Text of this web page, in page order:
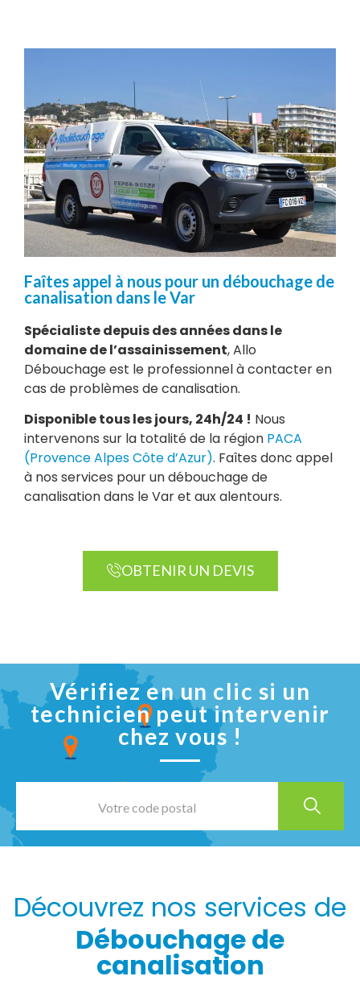
Faîtes appel à nous pour un débouchage de
canalisation dans le Var
Spécialiste depuis des années dans le
domaine de l’assainissement, Allo
Débouchage est le professionnel à contacter en
cas de problèmes de canalisation.
Disponible tous les jours, 24h/24 ! Nous
intervenons sur la totalité de la région PACA
(Provence Alpes Côte d’Azur). Faîtes donc appel
à nos services pour un débouchage de
canalisation dans le Var et aux alentours.
OBTENIR UN DEVIS
Vérifiez en un clic si un
technicien peut intervenir
chez vous !
Découvrez nos services de
Débouchage de
canalisation